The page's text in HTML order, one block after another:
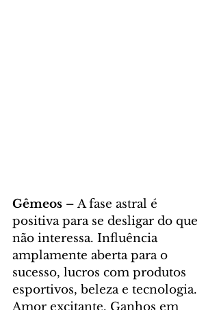
Gêmeos – A fase astral é
positiva para se desligar do que
não interessa. Influência
amplamente aberta para o
sucesso, lucros com produtos
esportivos, beleza e tecnologia.